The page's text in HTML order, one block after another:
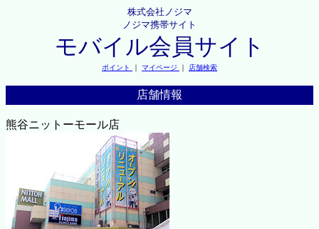
株式会社ノジマ
ノジマ携帯サイト
モバイル会員サイト
ポイント ｜ マイページ ｜ 店舗検索
店舗情報
熊谷ニットーモール店